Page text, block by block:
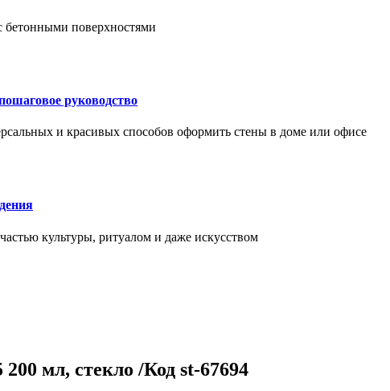
поверхностями
руководство
и красивых способов оформить стены в доме или офисе
культуры, ритуалом и даже искусством
мл, стекло /Код st-67694